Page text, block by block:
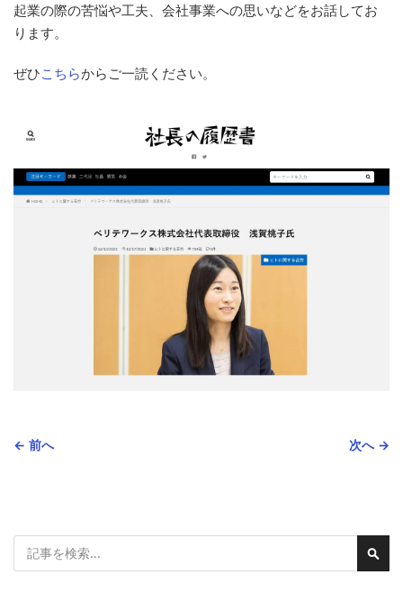
起業の際の苦悩や工夫、会社事業への思いなどをお話してお
ります。
ぜひこちらからご一読ください。
← 前へ 次へ →
検
検